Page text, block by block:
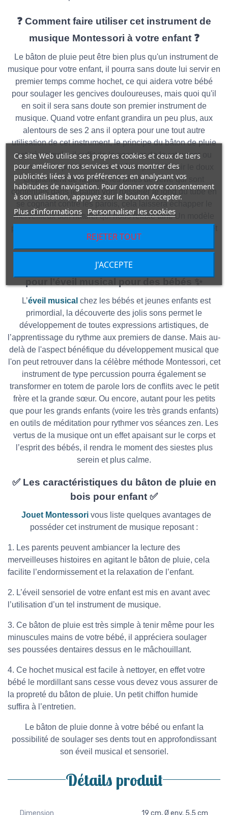
Ce site Web utilise ses propres cookies et ceux de tiers
pour améliorer nos services et vous montrer des
publicités liées à vos préférences en analysant vos
habitudes de navigation. Pour donner votre consentement
à son utilisation, appuyez sur le bouton Accepter.
Plus d'informations Personnaliser les cookies
REJETER TOUT
J'ACCEPTE
❓ Comment faire utiliser cet instrument de
musique Montessori à votre enfant ❓
Le bâton de pluie peut être bien plus qu'un instrument de
musique pour votre enfant, il pourra sans doute lui servir en
premier temps comme hochet, ce qui aidera votre bébé
pour soulager les gencives douloureuses, mais quoi qu'il
en soit il sera sans doute son premier instrument de
musique. Quand votre enfant grandira un peu plus, aux
alentours de ses 2 ans il optera pour une tout autre
utilisation de cet instrument, le principe du bâton de pluie
est très simple, il suffit de le secouer de la retourner ou
encore de le pencher sur lui-même pour obtenir le doux
crépitement de la pluie, les billes de verre qui sont
contenues dans le bâton vont ruisseler le long du tube en
se cognant contre les parois, cela laissera échapper le
merveilleux son naturel qui nous relaxe tant. Un modèle
Montessori.
✨ Les avantages d'avoir un bâton de pluie
L’éveil musical chez les bébés et jeunes enfants est
primordial, la découverte des jolis sons permet le
développement de toutes expressions artistiques, de
l’apprentissage du rythme aux premiers de danse. Mais au-
delà de l'aspect bénéfique du développement musical que
l'on peut retrouver dans la célèbre méthode Montessori, cet
instrument de type percussion pourra également se
transformer en totem de parole lors de conflits avec le petit
frère et la grande sœur. Ou encore, autant pour les petits
que pour les grands enfants (voire les très grands enfants)
en outils de méditation pour rythmer vos séances zen. Les
vertus de la musique ont un effet apaisant sur le corps et
l’esprit des bébés, il rendra le moment des siestes plus
serein et plus calme.
✅ Les caractéristiques du bâton de pluie en
bois pour enfant ✅
Jouet Montessori vous liste quelques avantages de
posséder cet instrument de musique reposant :
1. Les parents peuvent ambiancer la lecture des
merveilleuses histoires en agitant le bâton de pluie, cela
facilite l’endormissement et la relaxation de l’enfant.
2. L’éveil sensoriel de votre enfant est mis en avant avec
l’utilisation d’un tel instrument de musique.
3. Ce bâton de pluie est très simple à tenir même pour les
minuscules mains de votre bébé, il appréciera soulager
ses poussées dentaires dessus en le mâchouillant.
4. Ce hochet musical est facile à nettoyer, en effet votre
bébé le mordillant sans cesse vous devez vous assurer de
la propreté du bâton de pluie. Un petit chiffon humide
suffira à l’entretien.
Le bâton de pluie donne à votre bébé ou enfant la
possibilité de soulager ses dents tout en approfondissant
son éveil musical et sensoriel.
Détails produit
Dimension 19 cm, Ø env. 5,5 cm